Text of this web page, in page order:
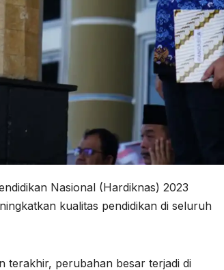
Nasional (Hardiknas) 2023
kualitas pendidikan di seluruh
terakhir, perubahan besar terjadi di